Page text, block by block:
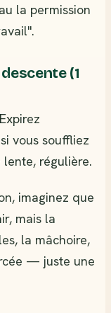
la permission
(1
vous souffliez
régulière.
imaginez que
mais la
la mâchoire,
— juste une